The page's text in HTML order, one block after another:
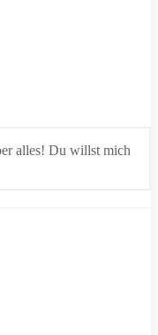
alles! Du willst mich